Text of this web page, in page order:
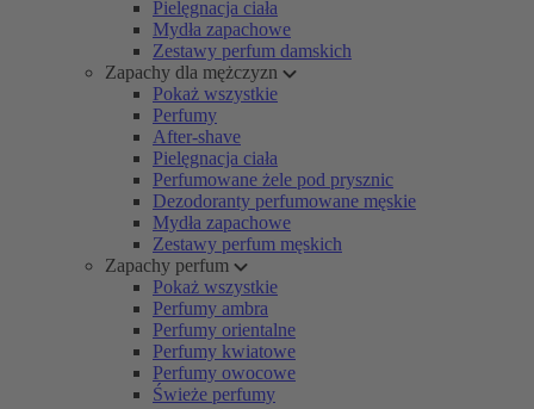
Pielęgnacja ciała
Mydła zapachowe
Zestawy perfum damskich
Zapachy dla mężczyzn
Pokaż wszystkie
Perfumy
After-shave
Pielęgnacja ciała
Perfumowane żele pod prysznic
Dezodoranty perfumowane męskie
Mydła zapachowe
Zestawy perfum męskich
Zapachy perfum
Pokaż wszystkie
Perfumy ambra
Perfumy orientalne
Perfumy kwiatowe
Perfumy owocowe
Świeże perfumy